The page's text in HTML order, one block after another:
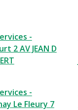
-
2 AV JEAN D
-
Le Fleury 7